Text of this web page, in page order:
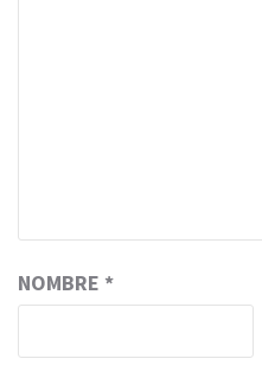
NOMBRE *